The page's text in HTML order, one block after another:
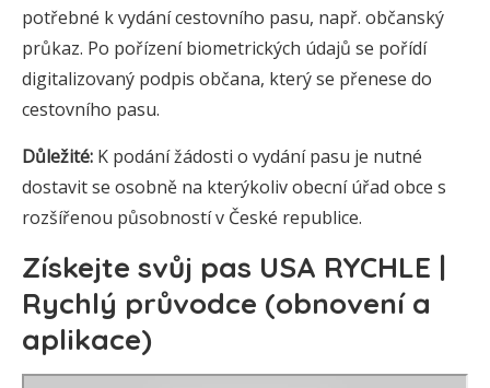
potřebné k vydání cestovního pasu, např. občanský
průkaz. Po pořízení biometrických údajů se pořídí
digitalizovaný podpis občana, který se přenese do
cestovního pasu.
Důležité: K podání žádosti o vydání pasu je nutné
dostavit se osobně na kterýkoliv obecní úřad obce s
rozšířenou působností v České republice.
Získejte svůj pas USA RYCHLE |
Rychlý průvodce (obnovení a
aplikace)